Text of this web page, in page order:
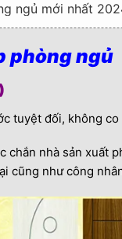
ngủ mới nhất
nhất 2024
mới nhất 2024
2024
phòng ngủ
tuyệt đối, không
nhà sản xuất
cũng như công